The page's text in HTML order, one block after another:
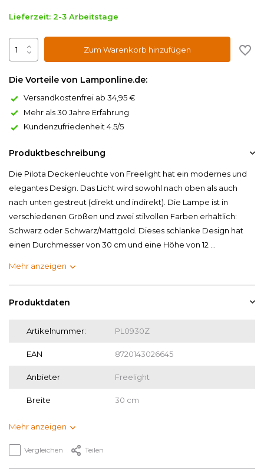
Lieferzeit: 2-3 Arbeitstage
Zum Warenkorb hinzufügen
Die Vorteile von Lamponline.de:
Versandkostenfrei ab 34,95 €
Mehr als 30 Jahre Erfahrung
Kundenzufriedenheit 4.5/5
Produktbeschreibung
Die Pilota Deckenleuchte von Freelight hat ein modernes und
elegantes Design. Das Licht wird sowohl nach oben als auch
nach unten gestreut (direkt und indirekt). Die Lampe ist in
verschiedenen Größen und zwei stilvollen Farben erhältlich:
Schwarz oder Schwarz/Mattgold. Dieses schlanke Design hat
einen Durchmesser von 30 cm und eine Höhe von 12 ...
Mehr anzeigen
Produktdaten
Artikelnummer: PL0930Z
EAN 8720143026645
Anbieter Freelight
Breite 30 cm
Mehr anzeigen
Vergleichen Teilen